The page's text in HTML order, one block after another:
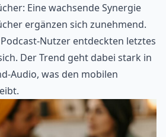
Eine wachsende Synergie
ergänzen sich zunehmend.
Nutzer entdeckten letztes
Der Trend geht dabei stark in
Audio, was den mobilen